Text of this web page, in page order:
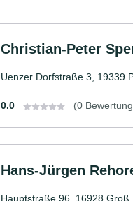
Christian-Peter
Uenzer Dorfstraße 3, 19339
0.0 (0
Hans-Jürgen
Hauptstraße 96, 16928 Groß